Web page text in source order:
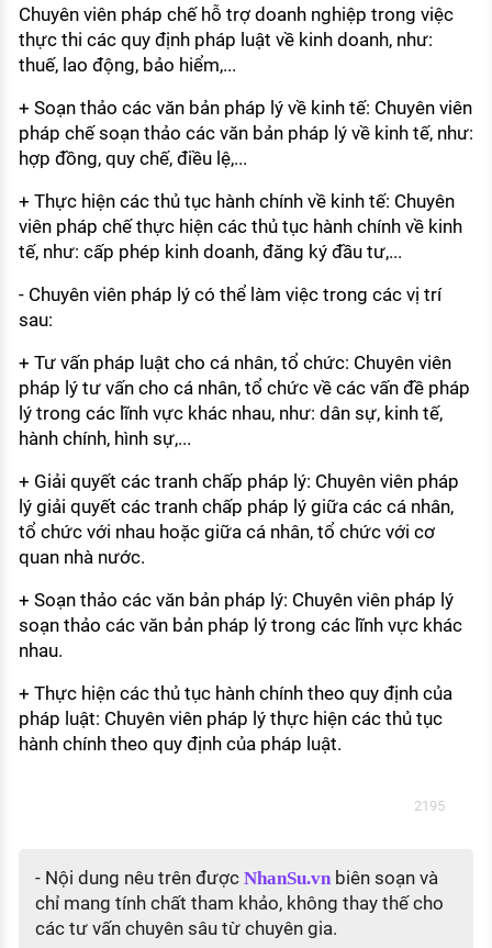
Chuyên viên pháp chế hỗ trợ doanh nghiệp trong việc
thực thi các quy định pháp luật về kinh doanh, như:
thuế, lao động, bảo hiểm,...
+ Soạn thảo các văn bản pháp lý về kinh tế: Chuyên viên
pháp chế soạn thảo các văn bản pháp lý về kinh tế, như:
hợp đồng, quy chế, điều lệ,...
+ Thực hiện các thủ tục hành chính về kinh tế: Chuyên
viên pháp chế thực hiện các thủ tục hành chính về kinh
tế, như: cấp phép kinh doanh, đăng ký đầu tư,...
- Chuyên viên pháp lý có thể làm việc trong các vị trí
sau:
+ Tư vấn pháp luật cho cá nhân, tổ chức: Chuyên viên
pháp lý tư vấn cho cá nhân, tổ chức về các vấn đề pháp
lý trong các lĩnh vực khác nhau, như: dân sự, kinh tế,
hành chính, hình sự,...
+ Giải quyết các tranh chấp pháp lý: Chuyên viên pháp
lý giải quyết các tranh chấp pháp lý giữa các cá nhân,
tổ chức với nhau hoặc giữa cá nhân, tổ chức với cơ
quan nhà nước.
+ Soạn thảo các văn bản pháp lý: Chuyên viên pháp lý
soạn thảo các văn bản pháp lý trong các lĩnh vực khác
nhau.
+ Thực hiện các thủ tục hành chính theo quy định của
pháp luật: Chuyên viên pháp lý thực hiện các thủ tục
hành chính theo quy định của pháp luật.
2195
- Nội dung nêu trên được NhanSu.vnbiên soạn và
chỉ mang tính chất tham khảo, không thay thế cho
các tư vấn chuyên sâu từ chuyên gia.